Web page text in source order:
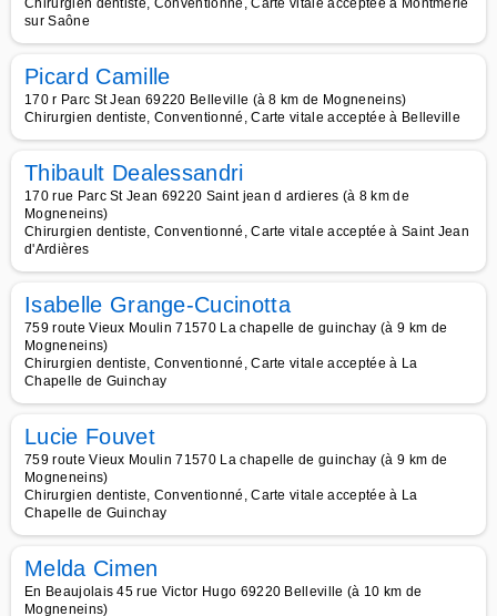
Chirurgien dentiste, Conventionné, Carte vitale acceptée à Montmerle
sur Saône
Picard Camille
170 r Parc St Jean 69220 Belleville (à 8 km de Mogneneins)
Chirurgien dentiste, Conventionné, Carte vitale acceptée à Belleville
Thibault Dealessandri
170 rue Parc St Jean 69220 Saint jean d ardieres (à 8 km de
Mogneneins)
Chirurgien dentiste, Conventionné, Carte vitale acceptée à Saint Jean
d'Ardières
Isabelle Grange-Cucinotta
759 route Vieux Moulin 71570 La chapelle de guinchay (à 9 km de
Mogneneins)
Chirurgien dentiste, Conventionné, Carte vitale acceptée à La
Chapelle de Guinchay
Lucie Fouvet
759 route Vieux Moulin 71570 La chapelle de guinchay (à 9 km de
Mogneneins)
Chirurgien dentiste, Conventionné, Carte vitale acceptée à La
Chapelle de Guinchay
Melda Cimen
En Beaujolais 45 rue Victor Hugo 69220 Belleville (à 10 km de
Mogneneins)